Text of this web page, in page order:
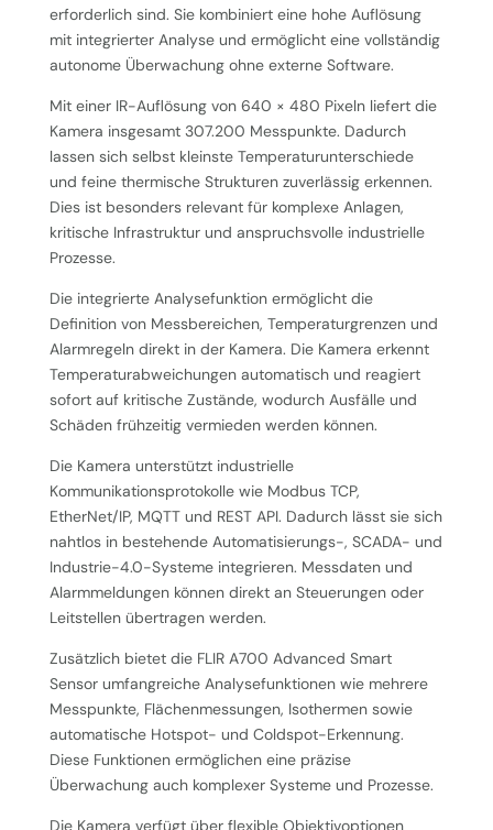
erforderlich sind. Sie kombiniert eine hohe Auflösung
mit integrierter Analyse und ermöglicht eine vollständig
autonome Überwachung ohne externe Software.
Mit einer IR-Auflösung von 640 × 480 Pixeln liefert die
Kamera insgesamt 307.200 Messpunkte. Dadurch
lassen sich selbst kleinste Temperaturunterschiede
und feine thermische Strukturen zuverlässig erkennen.
Dies ist besonders relevant für komplexe Anlagen,
kritische Infrastruktur und anspruchsvolle industrielle
Prozesse.
Die integrierte Analysefunktion ermöglicht die
Definition von Messbereichen, Temperaturgrenzen und
Alarmregeln direkt in der Kamera. Die Kamera erkennt
Temperaturabweichungen automatisch und reagiert
sofort auf kritische Zustände, wodurch Ausfälle und
Schäden frühzeitig vermieden werden können.
Die Kamera unterstützt industrielle
Kommunikationsprotokolle wie Modbus TCP,
EtherNet/IP, MQTT und REST API. Dadurch lässt sie sich
nahtlos in bestehende Automatisierungs-, SCADA- und
Industrie-4.0-Systeme integrieren. Messdaten und
Alarmmeldungen können direkt an Steuerungen oder
Leitstellen übertragen werden.
Zusätzlich bietet die FLIR A700 Advanced Smart
Sensor umfangreiche Analysefunktionen wie mehrere
Messpunkte, Flächenmessungen, Isothermen sowie
automatische Hotspot- und Coldspot-Erkennung.
Diese Funktionen ermöglichen eine präzise
Überwachung auch komplexer Systeme und Prozesse.
Die Kamera verfügt über flexible Objektivoptionen